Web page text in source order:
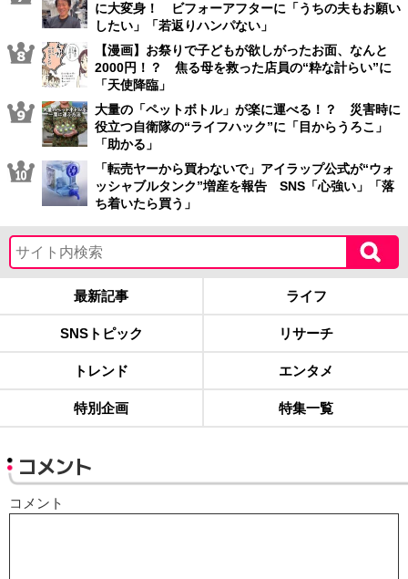
に大変身！ ビフォーアフターに「うちの夫もお願い
したい」「若返りハンパない」
【漫画】お祭りで子どもが欲しがったお面、なんと
2000円！？ 焦る母を救った店員の“粋な計らい”に
「天使降臨」
大量の「ペットボトル」が楽に運べる！？ 災害時に
役立つ自衛隊の“ライフハック”に「目からうろこ」
「助かる」
「転売ヤーから買わないで」アイラップ公式が“ウォ
ッシャブルタンク”増産を報告 SNS「心強い」「落
ち着いたら買う」
最新記事 ライフ
SNSトピック リサーチ
トレンド エンタメ
特別企画 特集一覧
コメント
コメント